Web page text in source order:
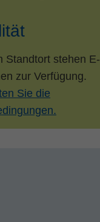
Standtort stehen E-
zur Verfügung.
Sie die